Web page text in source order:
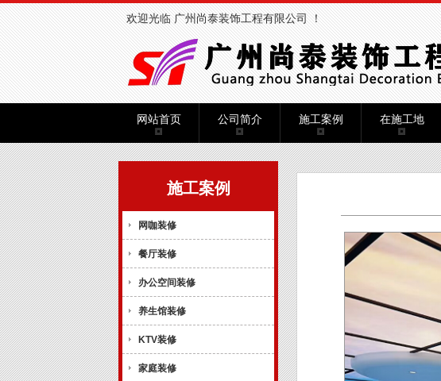
欢迎光临 广州尚泰装饰工程有限公司 ！
网站首页 公司简介 施工案例 在施工地
施工案例
网咖装修
餐厅装修
办公空间装修
养生馆装修
KTV装修
家庭装修